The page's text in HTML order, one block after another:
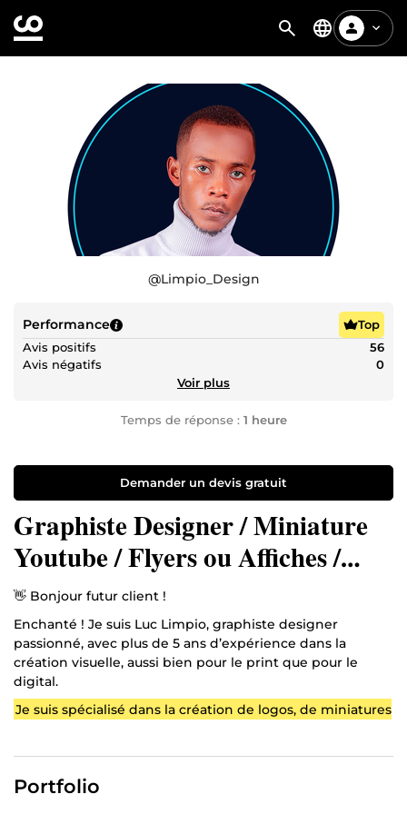
@Limpio_Design
Performance
Top
Avis positifs
56
Avis négatifs
0
Voir plus
Temps de réponse : 1 heure
Demander un devis gratuit
Graphiste Designer / Miniature
Youtube / Flyers ou Affiches /
Brochure / Packaging
👋 Bonjour futur client !
Enchanté ! Je suis Luc Limpio, graphiste designer
passionné, avec plus de 5 ans d’expérience dans la
création visuelle, aussi bien pour le print que pour le
digital.
Je suis spécialisé dans la création de logos, de miniatures
catalogues.
Portfolio